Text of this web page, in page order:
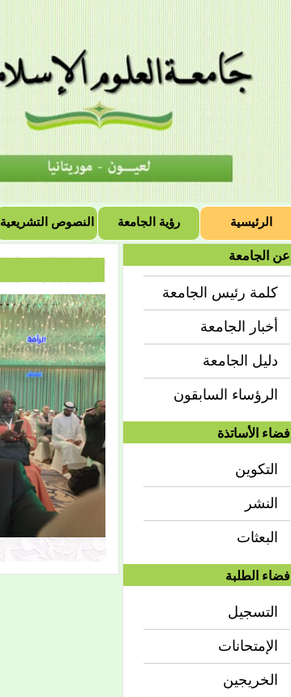
النصوص التشريعية رؤية الجامعة الرئيسية
عن الجامعة
كلمة رئيس الجامعة
أخبار الجامعة
دليل الجامعة
الرؤساء السابقون
فضاء الأساتذة
التكوين
النشر
البعثات
فضاء الطلبة
التسجيل
الإمتحانات
الخريجين